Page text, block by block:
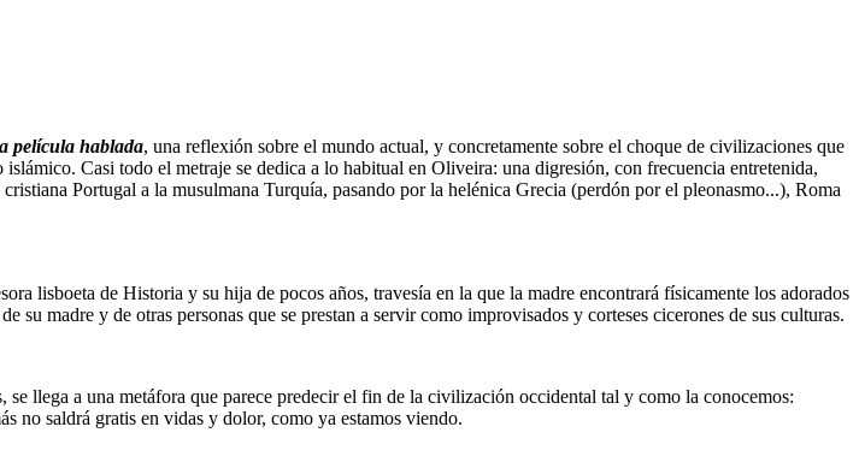
película hablada, una reflexión sobre el mundo actual, y concretamente sobre el choque de civilizaciones que
Casi todo el metraje se dedica a lo habitual en Oliveira: una digresión, con frecuencia entretenida,
Portugal a la musulmana Turquía, pasando por la helénica Grecia (perdón por el pleonasmo...), Roma
lisboeta de Historia y su hija de pocos años, travesía en la que la madre encontrará físicamente los adorados
madre y de otras personas que se prestan a servir como improvisados y corteses cicerones de sus culturas.
llega a una metáfora que parece predecir el fin de la civilización occidental tal y como la conocemos:
no saldrá gratis en vidas y dolor, como ya estamos viendo.